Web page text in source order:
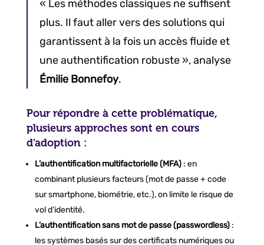
« Les méthodes classiques ne suffisent
plus. Il faut aller vers des solutions qui
garantissent à la fois un accès fluide et
une authentification robuste », analyse
Émilie Bonnefoy.
Pour répondre à cette problématique,
plusieurs approches sont en cours
d’adoption :
L’authentification multifactorielle (MFA): en
combinant plusieurs facteurs (mot de passe + code
sur smartphone, biométrie, etc.), on limite le risque de
vol d’identité.
L’authentification sans mot de passe (passwordless):
les systèmes basés sur des certificats numériques ou